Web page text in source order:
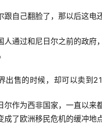
跟自己翻脸了，那以后这电
人通过和尼日尔之前的政府
出售的时候，却可以卖到
尔作为西非国家，一直以来
成了欧洲移民危机的缓冲地点